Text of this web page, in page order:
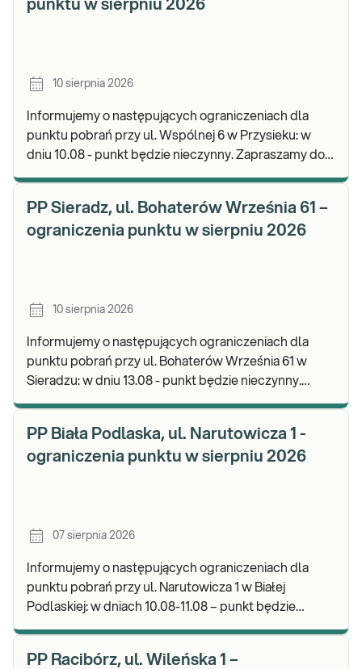
punktu w sierpniu 2026
10 sierpnia 2026
Informujemy o następujących ograniczeniach dla
punktu pobrań przy ul. Wspólnej 6 w Przysieku: w
dniu 10.08 - punkt będzie nieczynny. Zapraszamy do
PP Sieradz, ul. Bohaterów Września 61 –
ograniczenia punktu w sierpniu 2026
10 sierpnia 2026
Informujemy o następujących ograniczeniach dla
punktu pobrań przy ul. Bohaterów Września 61 w
Sieradzu: w dniu 13.08 - punkt będzie nieczynny.
PP Biała Podlaska, ul. Narutowicza 1 -
ograniczenia punktu w sierpniu 2026
07 sierpnia 2026
Informujemy o następujących ograniczeniach dla
punktu pobrań przy ul. Narutowicza 1 w Białej
Podlaskiej: w dniach 10.08-11.08 – punkt będzie
PP Racibórz, ul. Wileńska 1 –